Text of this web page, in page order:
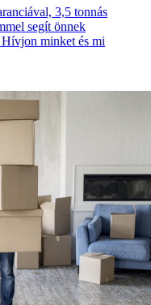
3,5 tonnás
segít önnek
Hívjon minket és mi